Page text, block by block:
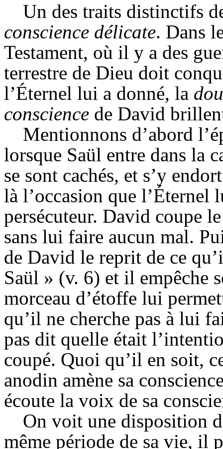
Un des traits distinctifs
conscience délicate. Dans
Testament, où il y a des
terrestre de Dieu doit
l’Éternel lui a donné, la
conscience de David
Mentionnons d’abord
lorsque Saül entre dans la
se sont cachés, et s’y
là l’occasion que l’Éternel
persécuteur. David coupe
sans lui faire aucun mal.
de David le reprit de ce
Saül » (v. 6) et il empêche
morceau d’étoffe lui
qu’il ne cherche pas à lui
pas dit quelle était
coupé. Quoi qu’il en soit,
anodin amène sa
écoute la voix de sa
On voit une disposition
même période de sa vie, il